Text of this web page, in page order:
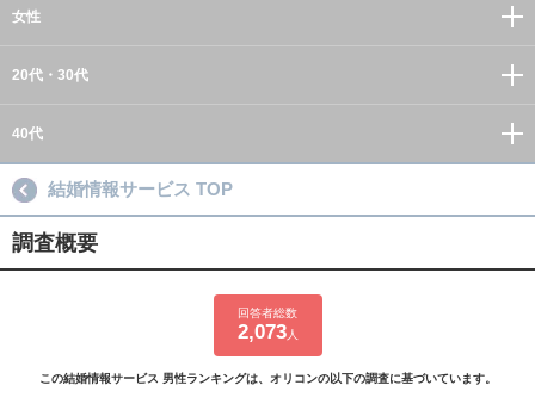
女性
20代・30代
40代
結婚情報サービス TOP
調査概要
回答者総数
2,073人
この結婚情報サービス 男性ランキングは、オリコンの以下の調査に基づいています。